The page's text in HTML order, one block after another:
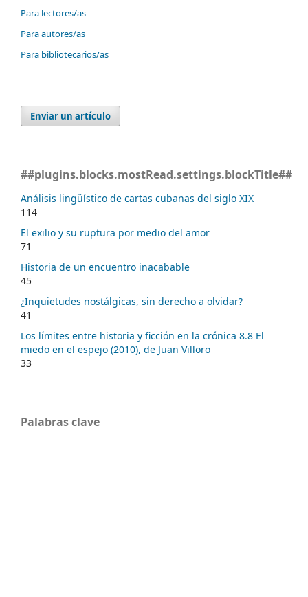
Para lectores/as
Para autores/as
Para bibliotecarios/as
Enviar un artículo
##plugins.blocks.mostRead.settings.blockTitle##
Análisis lingüístico de cartas cubanas del siglo XIX
114
El exilio y su ruptura por medio del amor
71
Historia de un encuentro inacabable
45
¿Inquietudes nostálgicas, sin derecho a olvidar?
41
Los límites entre historia y ficción en la crónica 8.8 El
miedo en el espejo (2010), de Juan Villoro
33
Palabras clave